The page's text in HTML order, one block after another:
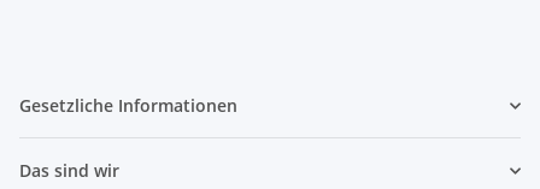
Gesetzliche Informationen
Das sind wir